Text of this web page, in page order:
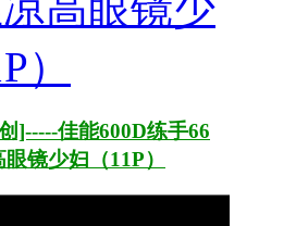
]-----佳能600D练手66
镜少妇（11P）